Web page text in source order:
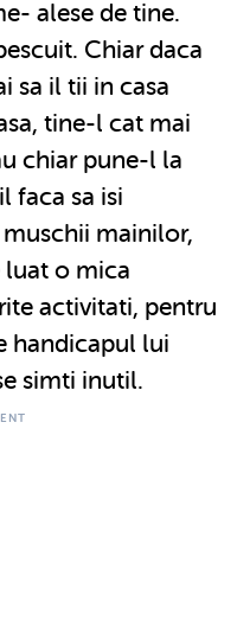
alese de tine.
Chiar daca
sa il tii in casa
tine-l cat mai
chiar pune-l la
faca sa isi
mainilor,
luat o mica
activitati, pentru
handicapul lui
simti inutil.